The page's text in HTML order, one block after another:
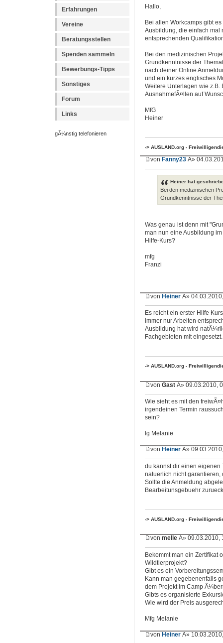
Erfahrungen
Vereine
Beratungsstellen
Spenden sammeln
Bewerbungs-Tipps
Sonstiges
Forum
Links
gÃ¼nstig telefonieren
Hallo,
Bei allen Workcamps gibt
Ausbildung, die einfach mal
entsprechenden
Bei den medizinischen
Grundkenntnisse der
nach deiner Online
und ein kurzes englisches
Weitere Unterlagen wie
AusnahmefÃ¤llen auf
MfG
Heiner
-> AUSLAND.org -
von Fanny23 Â»
Heiner hat
Bei den medizinischen
Grundkenntnisse der
Was genau ist denn mit
man nun eine Ausbildung
Hilfe-Kurs?
mfg
Franzi
von Heiner Â»
Es reicht ein erster Hilfe
immer nur Arbeiten
Ausbildung hat wird
Fachgebieten mit eingesetzt.
-> AUSLAND.org -
von Gast Â» 09.03.2010,
Wie sieht es mit den
irgendeinen Termin
sein?
lg Melanie
von Heiner Â»
du kannst dir einen eigenen
natuerlich nicht garantieren,
Sollte die Anmeldung
Bearbeitunsgebuehr
-> AUSLAND.org -
von melle Â» 09.03.2010,
Bekommt man ein Zertifikat
Wildtierprojekt?
Gibt es ein
Kann man gegebenenfalls
dem Projekt im Camp
Gibts es organisierte
Wie wird der Preis
Mfg Melanie
von Heiner Â»